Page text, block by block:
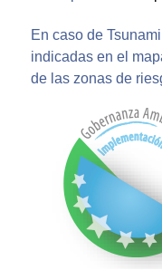
En caso de
indicadas en el
de las zonas de